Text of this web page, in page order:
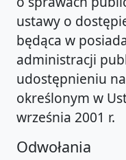
ustawy o
będąca w
administracji
udostępnieniu
określonym w
września 2001 r.
Odwołania